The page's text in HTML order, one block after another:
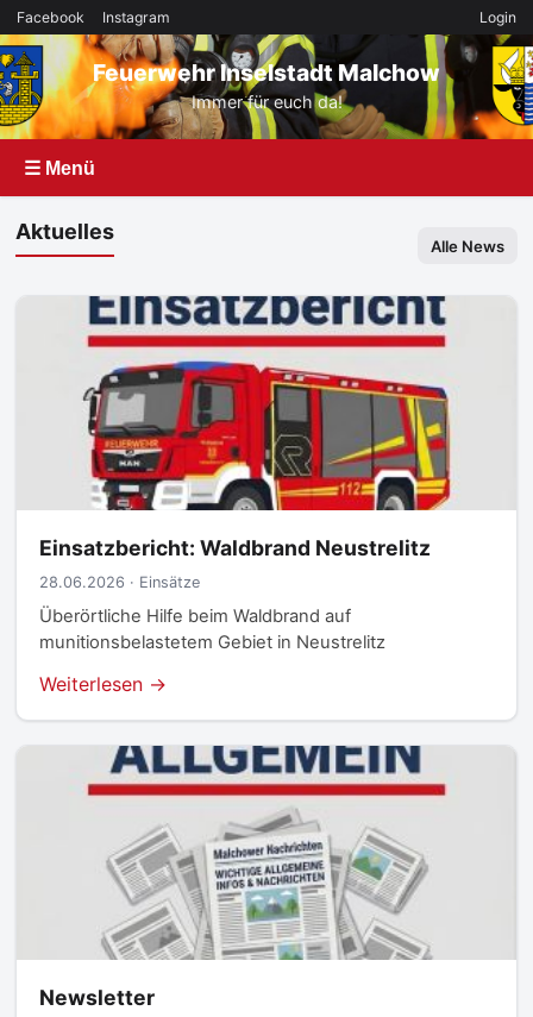
Facebook Instagram Login
Feuerwehr Inselstadt Malchow
Immer für euch da!
☰ Menü
Aktuelles
Alle News
Einsatzbericht: Waldbrand Neustrelitz
28.06.2026 · Einsätze
Überörtliche Hilfe beim Waldbrand auf
munitionsbelastetem Gebiet in Neustrelitz
Weiterlesen →
Newsletter